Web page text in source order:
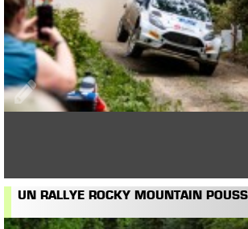
UN RALLYE ROCKY MOUNTAIN